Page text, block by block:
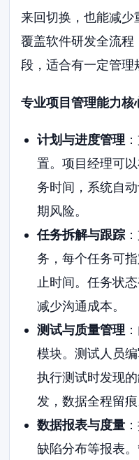
来回切换，也能减
覆盖软件研发全流
段，适合有一定管理
专业项目管理能力核
计划与进度管理
置。项目经理可
务时间，系统自
期风险。
任务拆解与跟踪
务，每个任务可
止时间。任务状
减少沟通成本。
测试与质量管理
模块。测试人员
执行测试时发现
发，数据全程留痕
数据报表与度量
缺陷分布等报表